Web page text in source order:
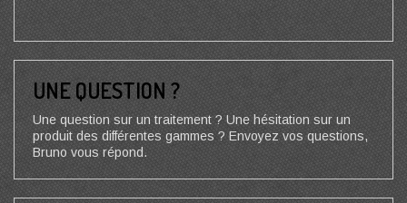
UNE QUESTION ?
Une question sur un traitement ? Une hésitation sur un
produit des différentes gammes ? Envoyez vos questions,
Bruno vous répond.